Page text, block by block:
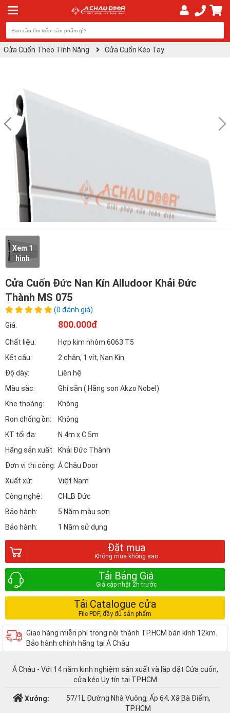
Cửa Cuốn Theo Tính Năng Cửa Cuốn Kéo Tay
Xem 1
hình
Cửa Cuốn Đức Nan Kín Alludoor Khải Đức
Thành MS 075
(0 đánh giá)
Giá:
800.000đ
Chất liệu:
Hợp kim nhôm 6063 T5
Kết cấu:
2 chân, 1 vít, Nan Kín
Độ dày:
Liên hệ
Màu sắc:
Ghi sần ( Hãng son Akzo Nobel)
Khe thoáng:
Không
Ron chống ồn:
Không
KT tối đa:
N 4m x C 5m
Hãng sản xuất:
Khải Đức Thành
Đơn vị thi công: Á Châu Door
Xuất xứ:
Việt Nam
Công nghệ:
CHLB Đức
Bảo hành:
5 Năm màu sơn
Bảo hành:
1 Năm sử dụng
Đặt mua
Tải Bảng Giá
Tải Catalogue cửa
Giao hàng miễn phí trong nội thành TP.HCM bán kính 12km.
Bảo hành chính hãng tại Á Châu
Á Châu - Với 14 năm kinh nghiệm sản xuất và lắp đặt Cửa cuốn,
cửa kéo Uy tín tại TP.HCM
Xưởng:
57/1L Đường Nhà Vuông, Ấp 64, Xã Bà Điểm,
TP.HCM